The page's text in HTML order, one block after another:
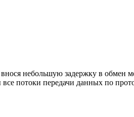
небольшую задержку в
потоки передачи данных по